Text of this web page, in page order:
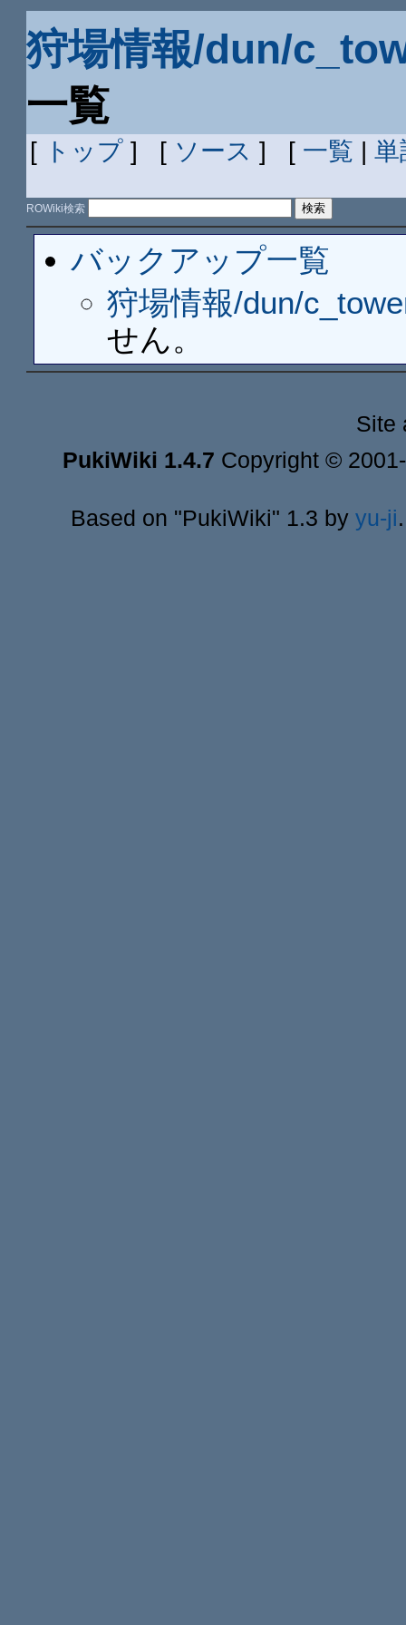
狩場情報/dun/
一覧
[ トップ] [ ソース ] [ 一覧 | 単
ROWiki検索
バックアップ一覧
狩場情報/dun/
せん。
Site
PukiWiki 1.4.7 Copyright ©
Based on "PukiWiki" 1.3 by yu-ji